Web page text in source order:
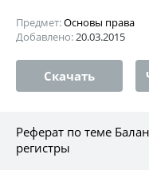
Предмет:Основы права
Добавлено:20.03.2015
Скачать
Реферат по теме
регистры